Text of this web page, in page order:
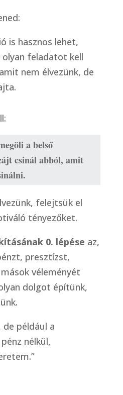
is hasznos lehet,
olyan feladatot kell
nem élvezünk, de
a belső
csinál abból, amit
felejtsük el
tényezőket.
0. lépése az,
presztízst,
véleményét
dolgot építünk,
de például a
nélkül,